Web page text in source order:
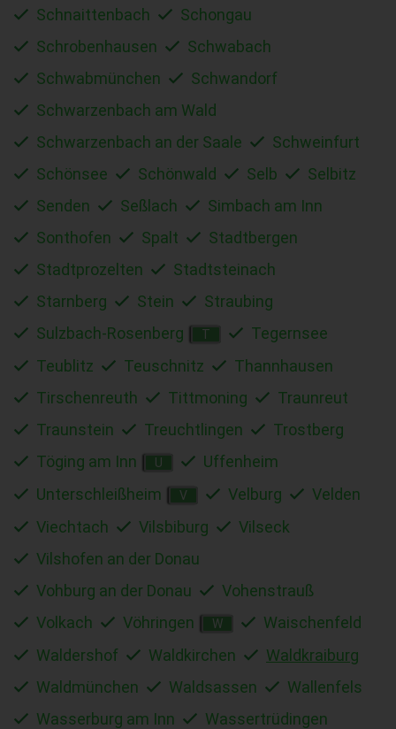
Schnaittenbach
Schongau
Schrobenhausen
Schwabach
Schwabmünchen
Schwandorf
Schwarzenbach am Wald
Schwarzenbach an der Saale
Schweinfurt
Schönsee
Schönwald Selb
Selbitz
Senden
Seßlach
Simbach am Inn
Sonthofen
Spalt
Stadtbergen
Stadtprozelten
Stadtsteinach
Starnberg
Stein
Straubing
Sulzbach-Rosenberg
T
Tegernsee
Teublitz
Teuschnitz
Thannhausen
Tirschenreuth
Tittmoning
Traunreut
Traunstein
Treuchtlingen
Trostberg
Töging am Inn
U
Uffenheim
Unterschleißheim
V Velburg
Velden
Viechtach
Vilsbiburg
Vilseck
Vilshofen an der Donau
Vohburg an der Donau
Vohenstrauß
Volkach
Vöhringen W
Waischenfeld
Waldershof
Waldkirchen
Waldkraiburg
Waldmünchen
Waldsassen
Wallenfels
Wasserburg am Inn
Wassertrüdingen